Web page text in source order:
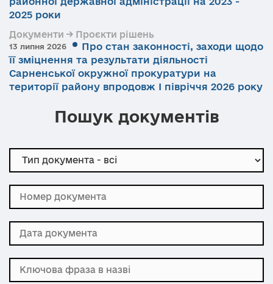
2025 роки
Документи → Проєкти рішень
13 липня 2026
Про стан законності, заходи щодо
її зміцнення та результати діяльності
Сарненської окружної прокуратури на
території району впродовж І півріччя 2026 року
Пошук документів